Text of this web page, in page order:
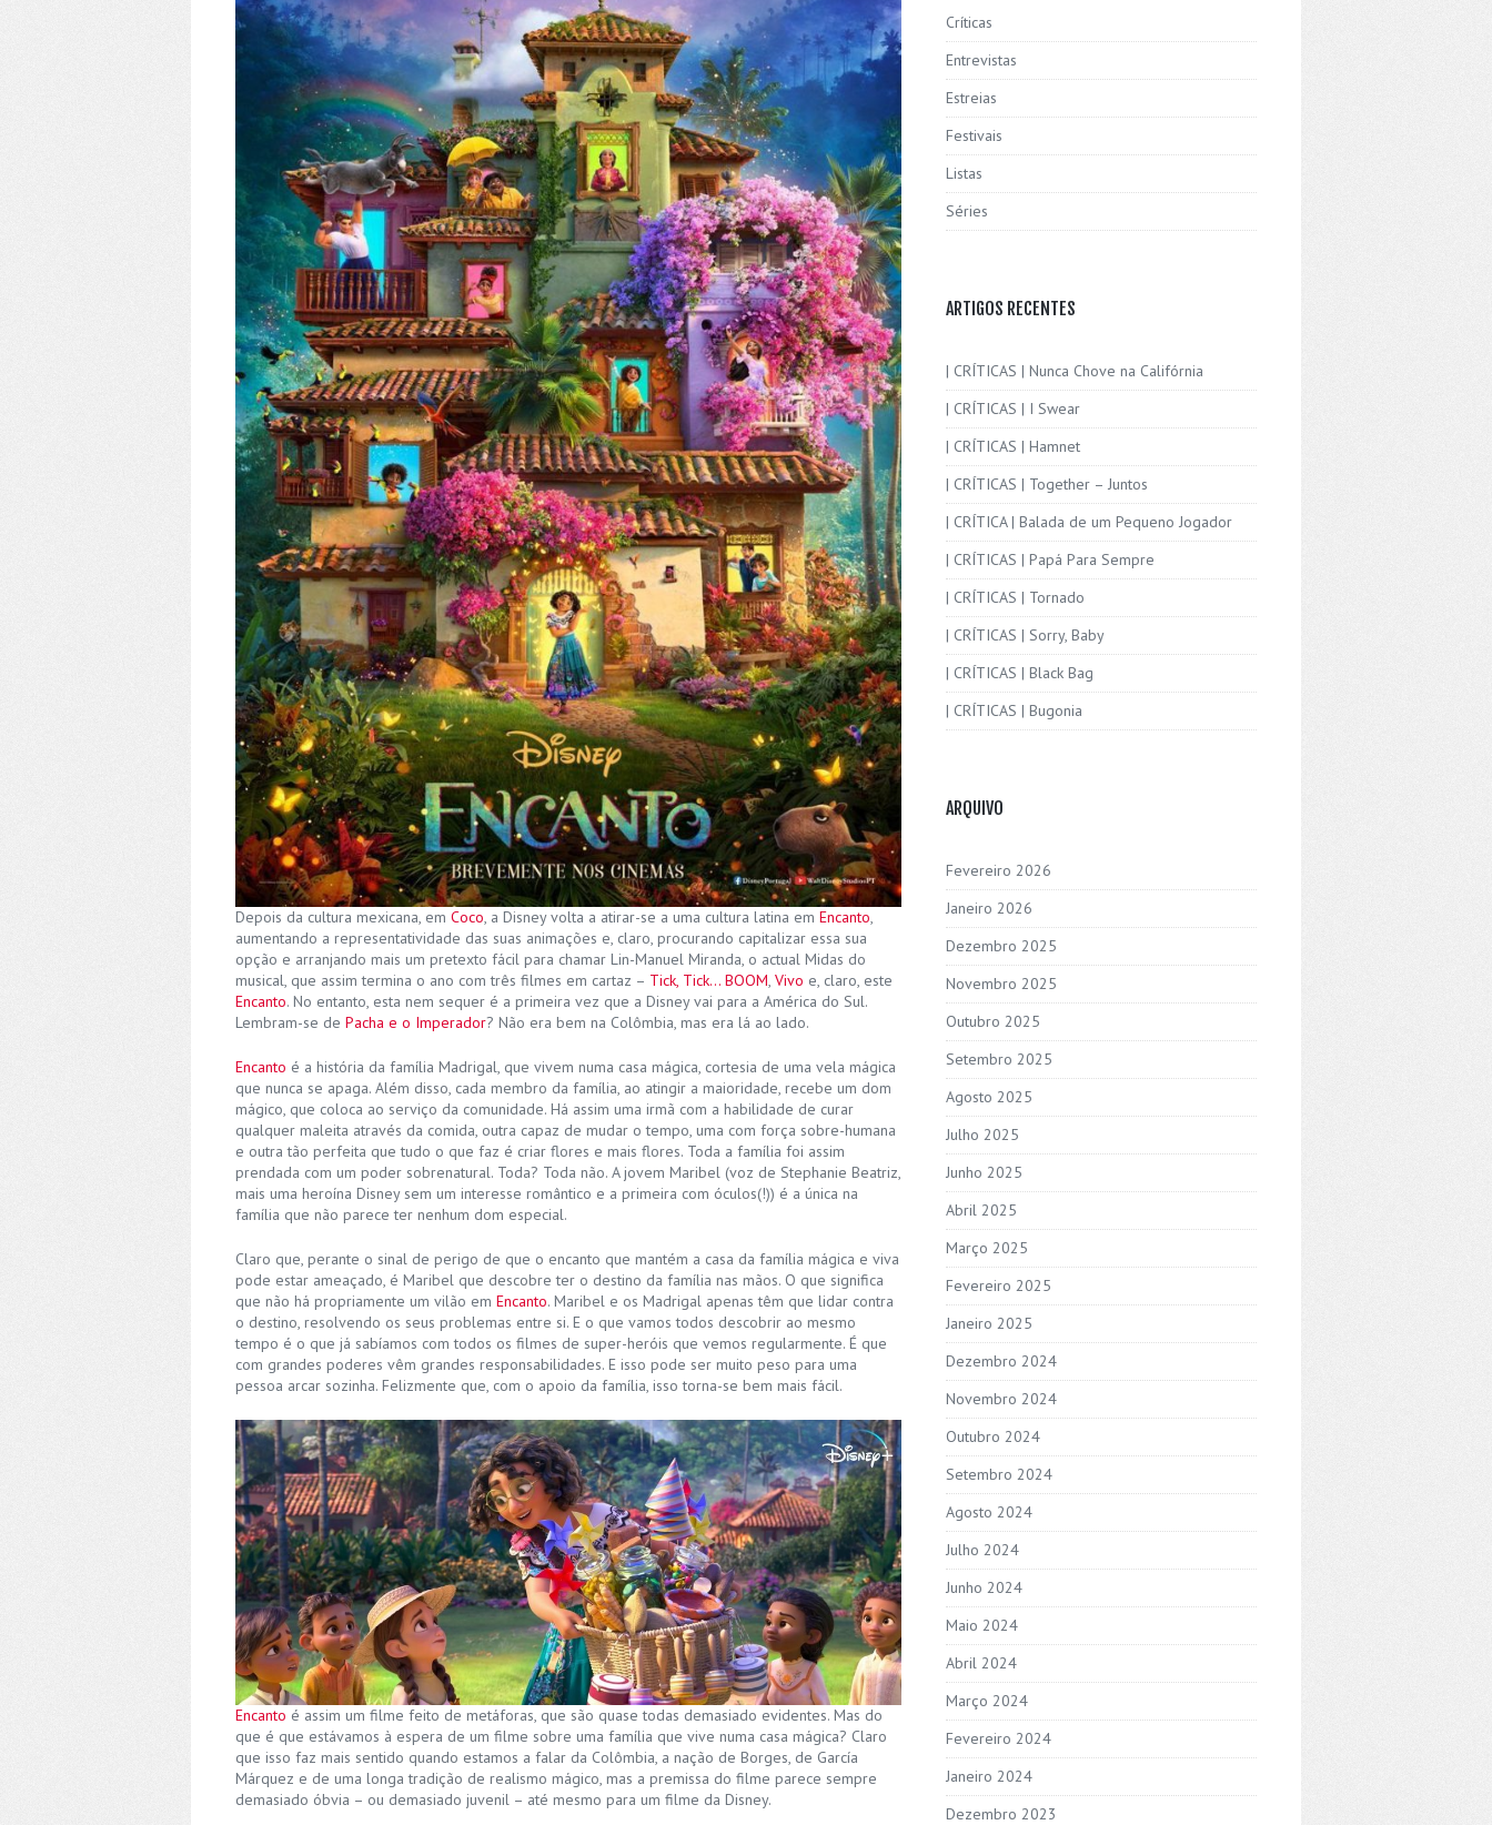
Depois da cultura mexicana, em Coco, a Disney volta a atirar-se a uma cultura latina em Encanto,
aumentando a representatividade das suas animações e, claro, procurando capitalizar essa sua
opção e arranjando mais um pretexto fácil para chamar Lin-Manuel Miranda, o actual Midas do
musical, que assim termina o ano com três filmes em cartaz – Tick, Tick… BOOM, Vivo e, claro, este
Encanto. No entanto, esta nem sequer é a primeira vez que a Disney vai para a América do Sul.
Lembram-se de Pacha e o Imperador? Não era bem na Colômbia, mas era lá ao lado.
Encanto é a história da família Madrigal, que vivem numa casa mágica, cortesia de uma vela mágica
que nunca se apaga. Além disso, cada membro da família, ao atingir a maioridade, recebe um dom
mágico, que coloca ao serviço da comunidade. Há assim uma irmã com a habilidade de curar
qualquer maleita através da comida, outra capaz de mudar o tempo, uma com força sobre-humana
e outra tão perfeita que tudo o que faz é criar flores e mais flores. Toda a família foi assim
prendada com um poder sobrenatural. Toda? Toda não. A jovem Maribel (voz de Stephanie Beatriz,
mais uma heroína Disney sem um interesse romântico e a primeira com óculos(!)) é a única na
família que não parece ter nenhum dom especial.
Claro que, perante o sinal de perigo de que o encanto que mantém a casa da família mágica e viva
pode estar ameaçado, é Maribel que descobre ter o destino da família nas mãos. O que significa
que não há propriamente um vilão em Encanto. Maribel e os Madrigal apenas têm que lidar contra
o destino, resolvendo os seus problemas entre si. E o que vamos todos descobrir ao mesmo
tempo é o que já sabíamos com todos os filmes de super-heróis que vemos regularmente. É que
com grandes poderes vêm grandes responsabilidades. E isso pode ser muito peso para uma
pessoa arcar sozinha. Felizmente que, com o apoio da família, isso torna-se bem mais fácil.
Encanto é assim um filme feito de metáforas, que são quase todas demasiado evidentes. Mas do
que é que estávamos à espera de um filme sobre uma família que vive numa casa mágica? Claro
que isso faz mais sentido quando estamos a falar da Colômbia, a nação de Borges, de García
Márquez e de uma longa tradição de realismo mágico, mas a premissa do filme parece sempre
demasiado óbvia – ou demasiado juvenil – até mesmo para um filme da Disney.
Críticas
Entrevistas
Estreias
Festivais
Listas
Séries
ARTIGOS RECENTES
| CRÍTICAS | Nunca Chove na Califórnia
| CRÍTICAS | I Swear
| CRÍTICAS | Hamnet
| CRÍTICAS | Together – Juntos
| CRÍTICA | Balada de um Pequeno Jogador
| CRÍTICAS | Papá Para Sempre
| CRÍTICAS | Tornado
| CRÍTICAS | Sorry, Baby
| CRÍTICAS | Black Bag
| CRÍTICAS | Bugonia
ARQUIVO
Fevereiro 2026
Janeiro 2026
Dezembro 2025
Novembro 2025
Outubro 2025
Setembro 2025
Agosto 2025
Julho 2025
Junho 2025
Abril 2025
Março 2025
Fevereiro 2025
Janeiro 2025
Dezembro 2024
Novembro 2024
Outubro 2024
Setembro 2024
Agosto 2024
Julho 2024
Junho 2024
Maio 2024
Abril 2024
Março 2024
Fevereiro 2024
Janeiro 2024
Dezembro 2023